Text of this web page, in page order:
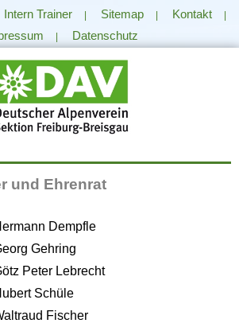
Intern Trainer Sitemap Kontakt
Datenschutz
und Ehrenrat
Dempfle
Gehring
Peter Lebrecht
Schüle
Fischer